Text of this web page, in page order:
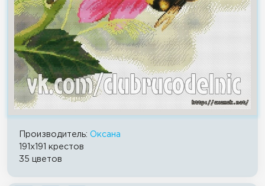
Производитель: Оксана
191x191 крестов
35 цветов